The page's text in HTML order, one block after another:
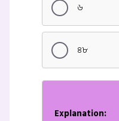
৬
৪৮
Explanation: